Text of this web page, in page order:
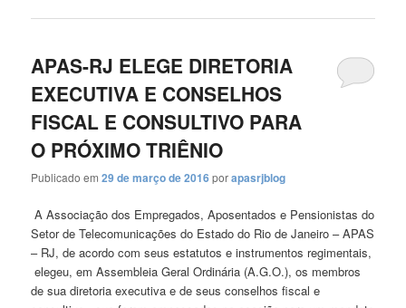
APAS-RJ ELEGE DIRETORIA
EXECUTIVA E CONSELHOS
FISCAL E CONSULTIVO PARA
O PRÓXIMO TRIÊNIO
Publicado em29 de março de 2016porapasrjblog
A Associação dos Empregados, Aposentados e Pensionistas do
Setor de Telecomunicações do Estado do Rio de Janeiro – APAS
– RJ, de acordo com seus estatutos e instrumentos regimentais,
elegeu, em Assembleia Geral Ordinária (A.G.O.), os membros
de sua diretoria executiva e de seus conselhos fiscal e